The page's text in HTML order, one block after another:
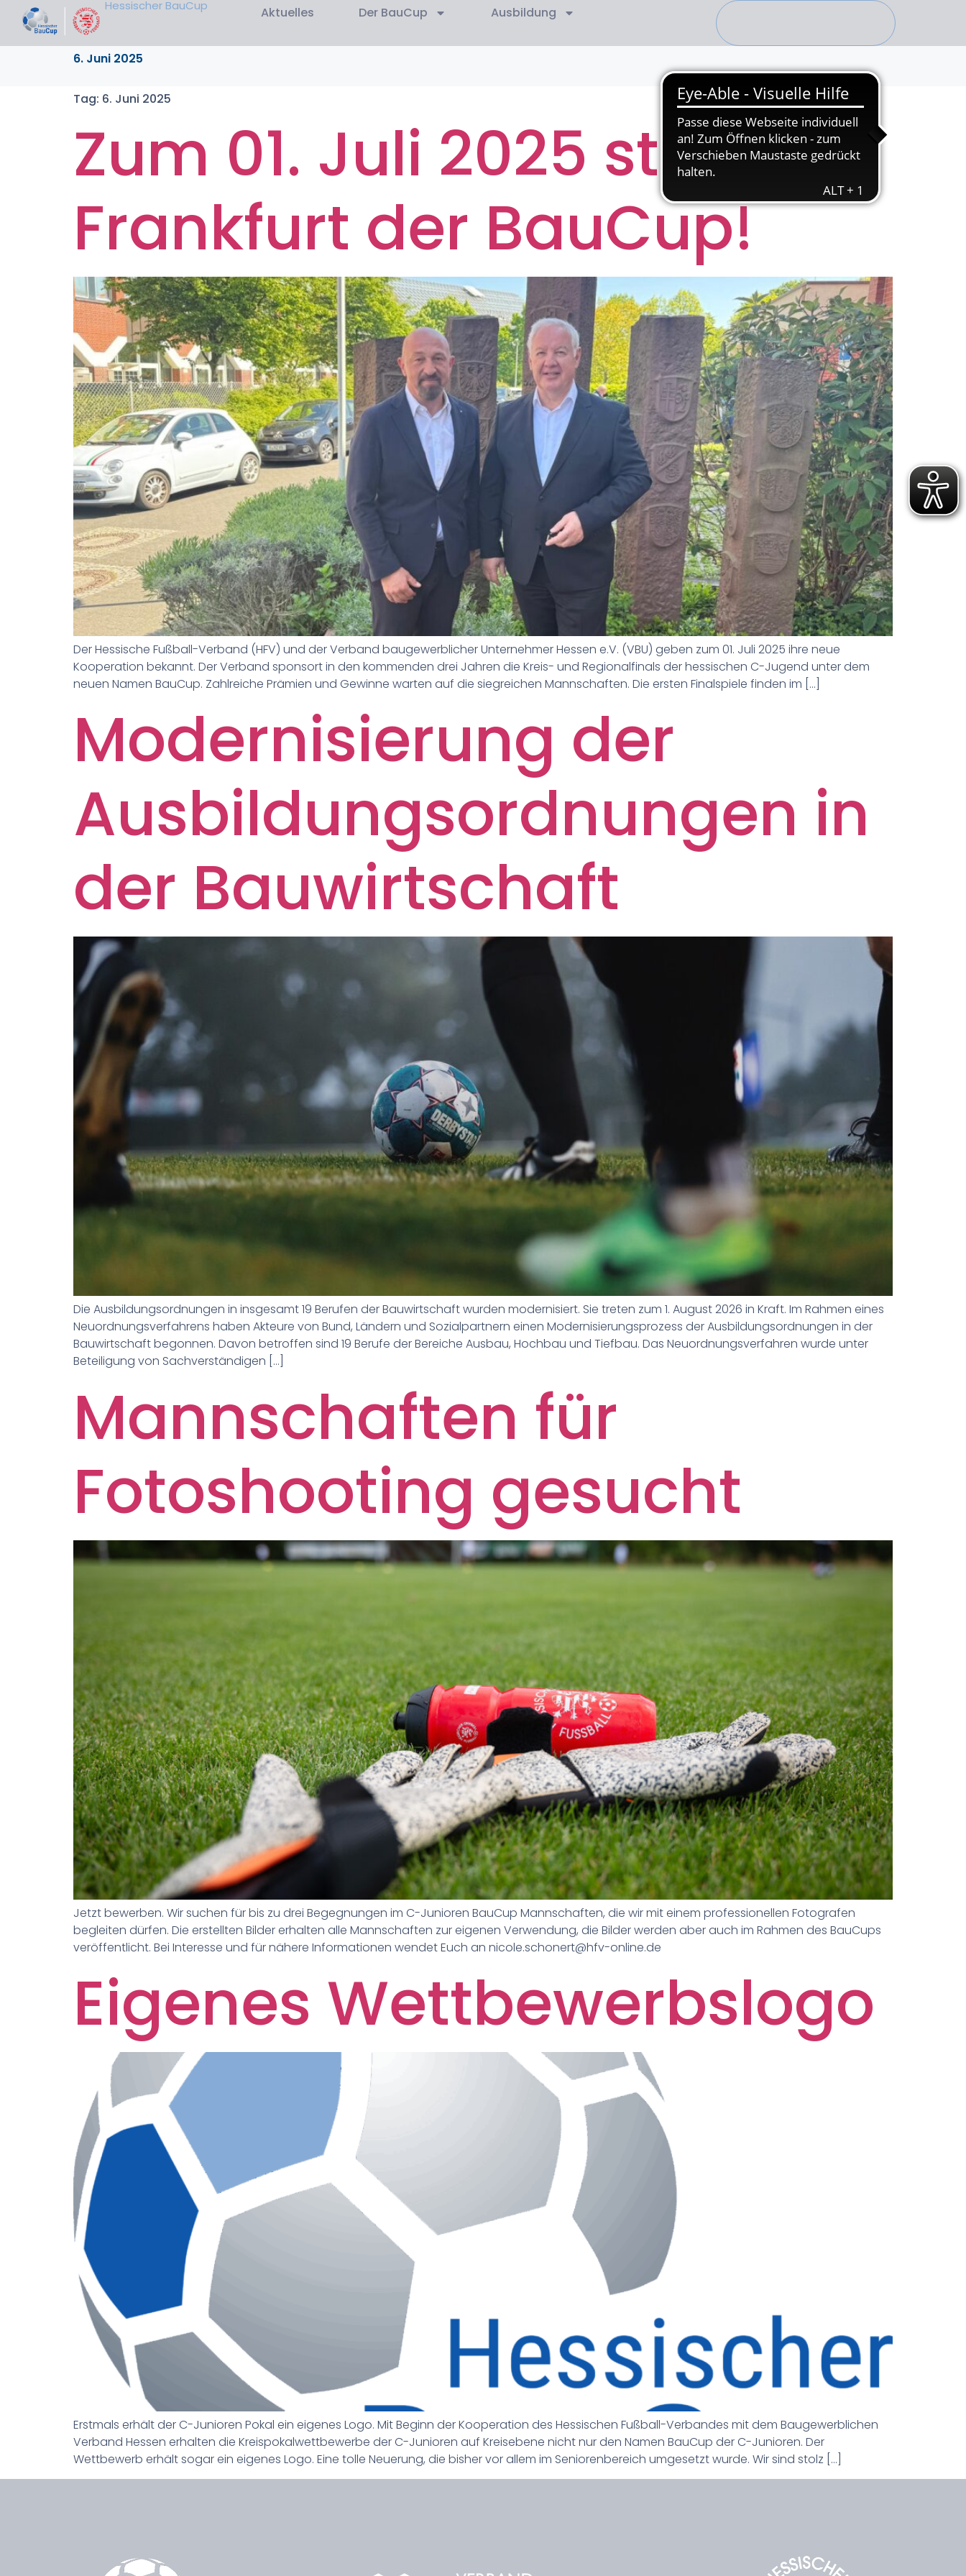
Hessischer BauCup Aktuelles Der BauCup Ausbildung
6. Juni 2025
Tag: 6. Juni 2025
Zum 01. Juli 2025 startet in
Frankfurt der BauCup!
Der Hessische Fußball-Verband (HFV) und der Verband baugewerblicher Unternehmer Hessen e.V. (VBU) geben zum 01. Juli 2025 ihre neue
Kooperation bekannt. Der Verband sponsort in den kommenden drei Jahren die Kreis- und Regionalfinals der hessischen C-Jugend unter dem
neuen Namen BauCup. Zahlreiche Prämien und Gewinne warten auf die siegreichen Mannschaften. Die ersten Finalspiele finden im […]
Modernisierung der
Ausbildungsordnungen in
der Bauwirtschaft
Die Ausbildungsordnungen in insgesamt 19 Berufen der Bauwirtschaft wurden modernisiert. Sie treten zum 1. August 2026 in Kraft. Im Rahmen eines
Neuordnungsverfahrens haben Akteure von Bund, Ländern und Sozialpartnern einen Modernisierungsprozess der Ausbildungsordnungen in der
Bauwirtschaft begonnen. Davon betroffen sind 19 Berufe der Bereiche Ausbau, Hochbau und Tiefbau. Das Neuordnungsverfahren wurde unter
Beteiligung von Sachverständigen […]
Mannschaften für
Fotoshooting gesucht
Jetzt bewerben. Wir suchen für bis zu drei Begegnungen im C-Junioren BauCup Mannschaften, die wir mit einem professionellen Fotografen
begleiten dürfen. Die erstellten Bilder erhalten alle Mannschaften zur eigenen Verwendung, die Bilder werden aber auch im Rahmen des BauCups
veröffentlicht. Bei Interesse und für nähere Informationen wendet Euch an nicole.schonert@hfv-online.de
Eigenes Wettbewerbslogo
Erstmals erhält der C-Junioren Pokal ein eigenes Logo. Mit Beginn der Kooperation des Hessischen Fußball-Verbandes mit dem Baugewerblichen
Verband Hessen erhalten die Kreispokalwettbewerbe der C-Junioren auf Kreisebene nicht nur den Namen BauCup der C-Junioren. Der
Wettbewerb erhält sogar ein eigenes Logo. Eine tolle Neuerung, die bisher vor allem im Seniorenbereich umgesetzt wurde. Wir sind stolz […]